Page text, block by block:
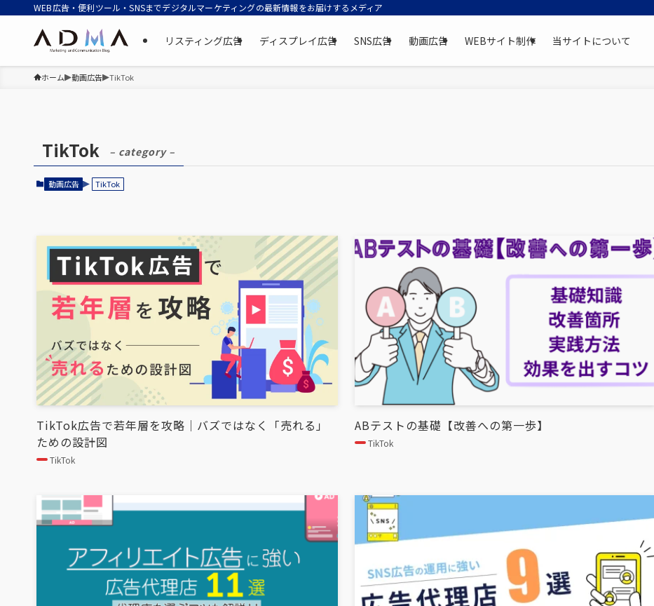
WEB広告・便利ツール・SNSまでデジタルマーケティングの最新情報をお届けするメディア
リスティング広告 ディスプレイ広告 SNS広告 動画広告 WEBサイト制作 当サイトについて
ホーム 動画広告 TikTok
TikTok – category –
動画広告 TikTok
TikTok広告で若年層を攻略｜バズではなく「売れる」
ための設計図
TikTok
ABテストの基礎【改善への第一歩】
TikTok